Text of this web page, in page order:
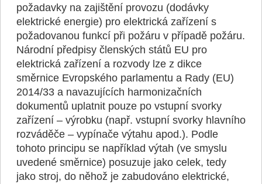
požadavky na zajištění provozu (dodávky
elektrické energie) pro elektrická zařízení s
požadovanou funkcí při požáru v případě požáru.
Národní předpisy členských států EU pro
elektrická zařízení a rozvody lze z dikce
směrnice Evropského parlamentu a Rady (EU)
2014/33 a navazujících harmonizačních
dokumentů uplatnit pouze po vstupní svorky
zařízení – výrobku (např. vstupní svorky hlavního
rozváděče – vypínače výtahu apod.). Podle
tohoto principu se například výtah (ve smyslu
uvedené směrnice) posuzuje jako celek, tedy
jako stroj, do něhož je zabudováno elektrické,